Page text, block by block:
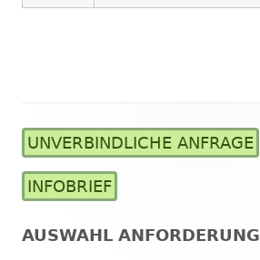
Haupt-
Seitenleiste
UNVERBINDLICHE ANFRAGE
INFOBRIEF
AUSWAHL ANFORDERUNG